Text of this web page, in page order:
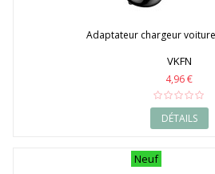
Adaptateur chargeur
VKFN
4,96 €
DÉTAILS
Neuf